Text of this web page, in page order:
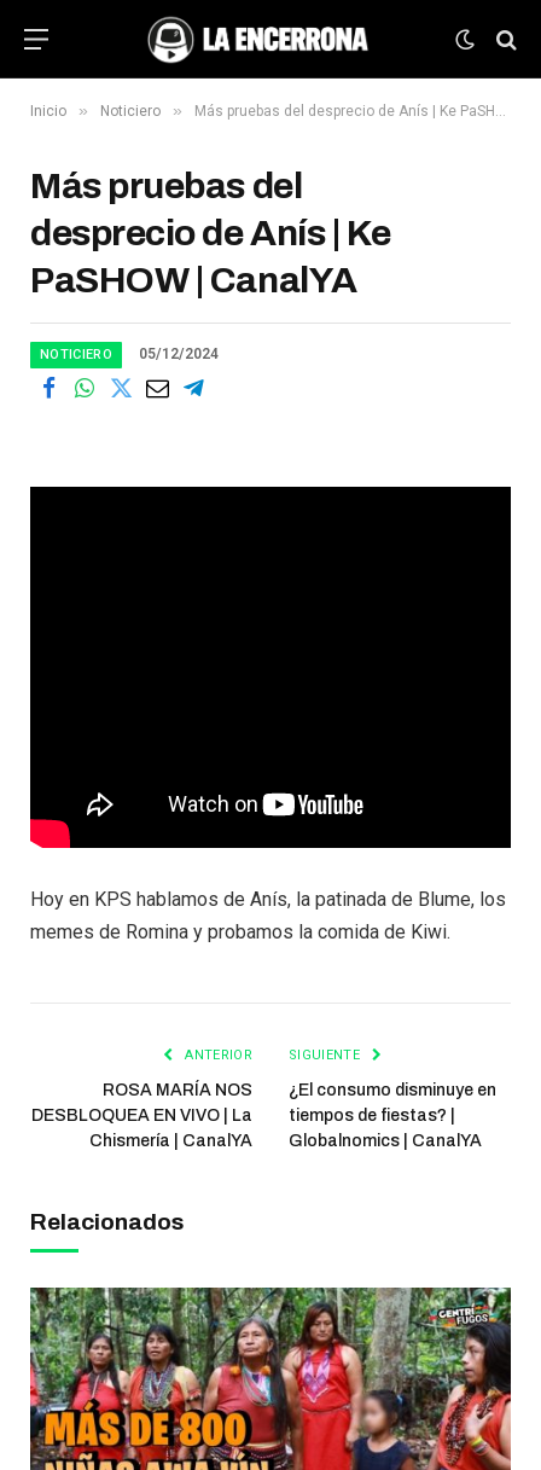
Inicio » Noticiero » Más pruebas del desprecio de Anís | Ke PaSHOW | CanalYA
Más pruebas del
desprecio de Anís | Ke
PaSHOW | CanalYA
NOTICIERO 05/12/2024
Hoy en KPS hablamos de Anís, la patinada de Blume, los
memes de Romina y probamos la comida de Kiwi.
ANTERIOR
ROSA MARÍA NOS
DESBLOQUEA EN VIVO | La
Chismería | CanalYA
SIGUIENTE
¿El consumo disminuye en
tiempos de fiestas? |
Globalnomics | CanalYA
Relacionados